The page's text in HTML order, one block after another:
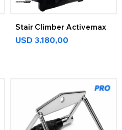
Stair Climber Activemax
USD 3.180,00